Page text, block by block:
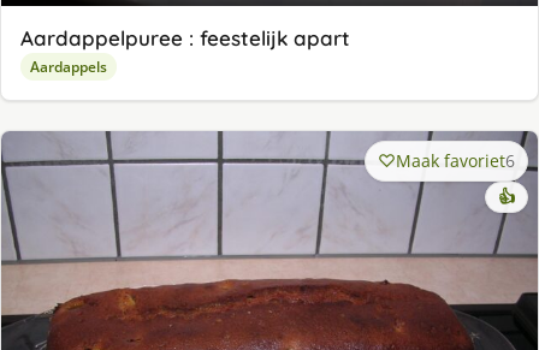
Aardappelpuree : feestelijk apart
Aardappels
Maak favoriet6
👍